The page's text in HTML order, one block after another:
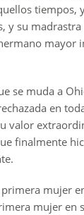
tiempos,
y su
mayor
se muda a
en
valor
finalmente
mujer
mujer en